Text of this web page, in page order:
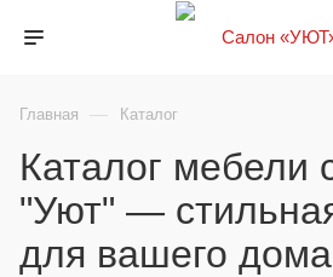
Главная — Каталог
Каталог мебели
"Уют" —
для вашего дома